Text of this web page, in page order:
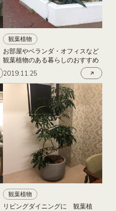
観葉植物
お部屋やベランダ・オフィスなど
観葉植物のある暮らしのおすすめ
2019.11.25
観葉植物
リビングダイニングに 観葉植